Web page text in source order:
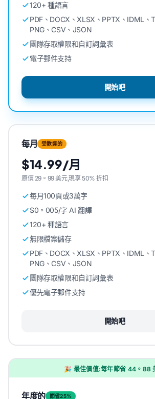
120+ 種語言
PDF、DOCX、XLSX、PPTX、IDML、
PNG、CSV、JSON
團隊存取權限和自訂詞彙表
電子郵件支持
開始吧
每月 受歡迎的
$14.99/月
原價 29。99 美元,現享 50% 折扣
每月100頁或3萬字
$0。005/字 AI 翻譯
120+ 種語言
無限檔案儲存
PDF、DOCX、XLSX、PPTX、IDML、
PNG、CSV、JSON
團隊存取權限和自訂詞彙表
優先電子郵件支持
開始吧
🎉 最佳價值:每年節省 44。88
年度的 節省25%